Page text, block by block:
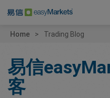
Home Trading Blog
易信
客